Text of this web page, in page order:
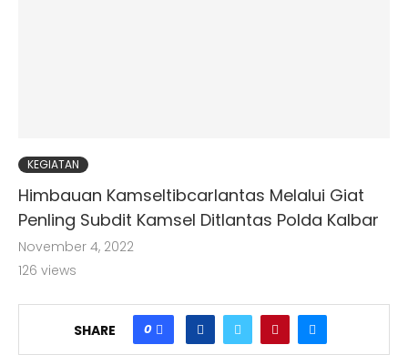
KEGIATAN
Himbauan Kamseltibcarlantas Melalui Giat
Penling Subdit Kamsel Ditlantas Polda Kalbar
November 4, 2022
126 views
SHARE 0